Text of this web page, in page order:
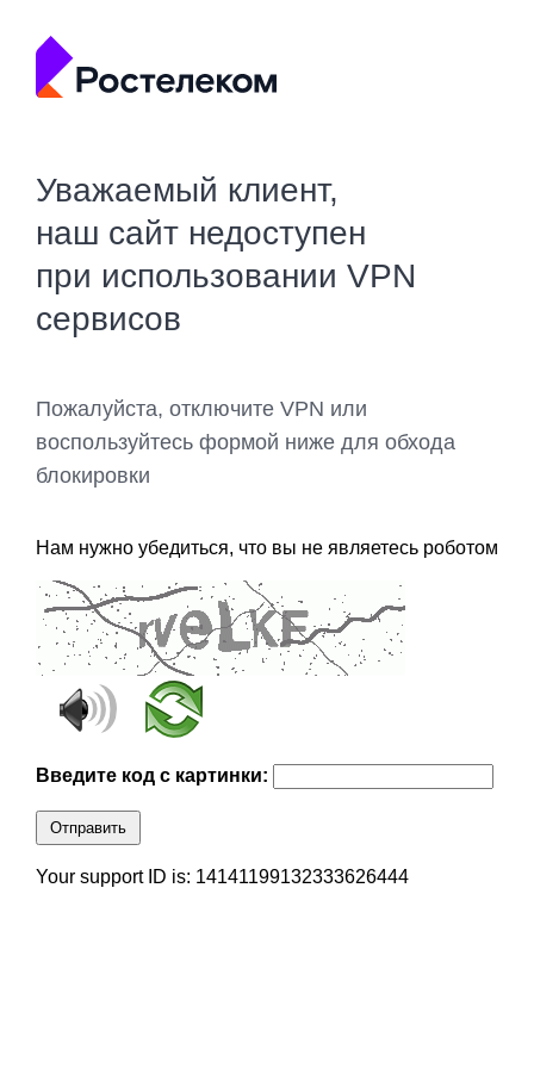
Уважаемый клиент,
наш сайт недоступен
при использовании VPN
сервисов
Пожалуйста, отключите VPN или
воспользуйтесь формой ниже для обхода
блокировки
Нам нужно убедиться, что вы не являетесь роботом
Введите код с картинки:
Отправить
Your support ID is: 14141199132333626444